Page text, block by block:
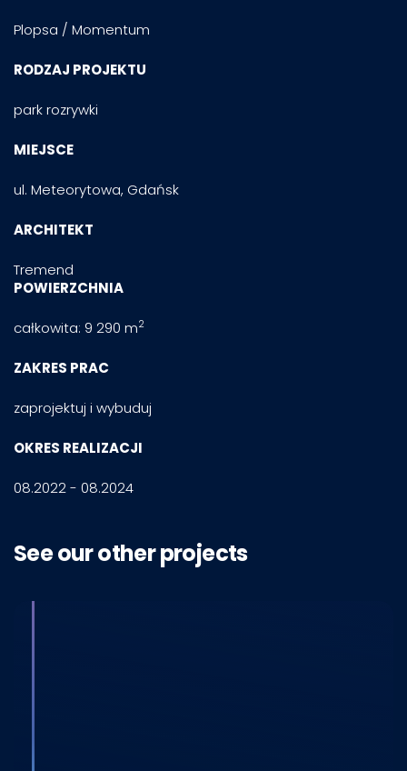
Plopsa / Momentum
RODZAJ PROJEKTU
park rozrywki
MIEJSCE
ul. Meteorytowa, Gdańsk
ARCHITEKT
Tremend
POWIERZCHNIA
całkowita: 9 290 m2
ZAKRES PRAC
zaprojektuj i wybuduj
OKRES REALIZACJI
08.2022 - 08.2024
See our other projects